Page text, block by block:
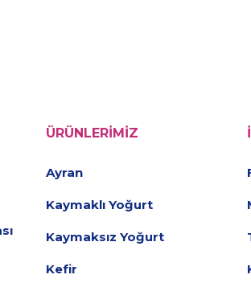
ÜRÜNLERIMIZ
Ayran
Kaymaklı Yoğurt
Kaymaksız Yoğurt
Kefir